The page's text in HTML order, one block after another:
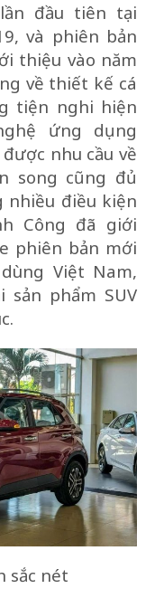
đầu tiên tại
và phiên bản
thiệu vào năm
về thiết kế cá
tiện nghi hiện
ứng dụng
nhu cầu về
song cũng đủ
nhiều điều kiện
Công đã giới
phiên bản mới
Việt Nam,
phẩm SUV
sắc nét